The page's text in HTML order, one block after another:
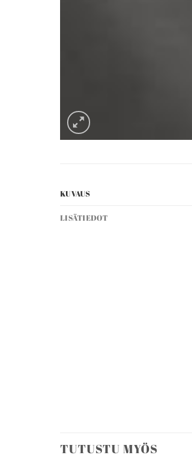
KUVAUS
LISÄTIEDOT
TUTUSTU MYÖS